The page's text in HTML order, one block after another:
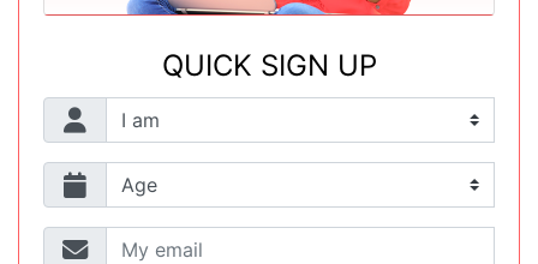
QUICK SIGN UP